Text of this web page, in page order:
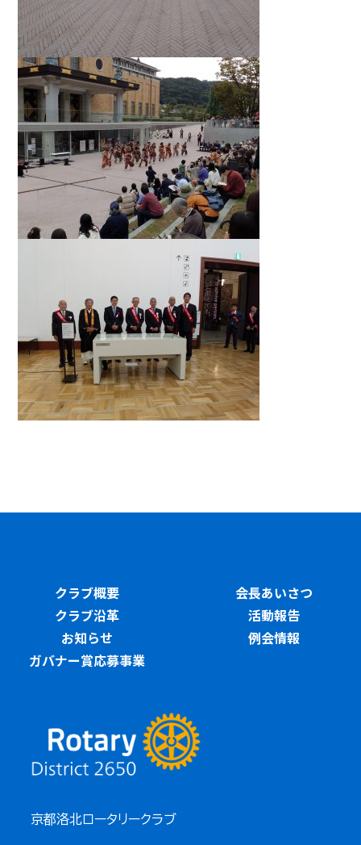
クラブ概要
会長あいさつ
クラブ沿革
活動報告
お知らせ
例会情報
ガバナー賞応募事業
京都洛北ロータリークラブ